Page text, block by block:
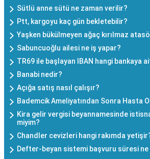
Sütlü anne sütü ne zaman verilir?
Ptt, kargoyu kaç gün bekletebilir?
Yaşken bükülmeyen ağaç kırılmaz
Sabuncuoğlu ailesi ne iş yapar?
TR69 ile başlayan IBAN hangi bankaya
Banabi nedir?
Açığa satış nasıl çalışır?
Bademcik Ameliyatından Sonra Hasta
Kira gelir vergisi beyannamesinde
miyim?
Chandler cevizleri hangi rakımda
Defter-beyan sistemi başvuru süresi